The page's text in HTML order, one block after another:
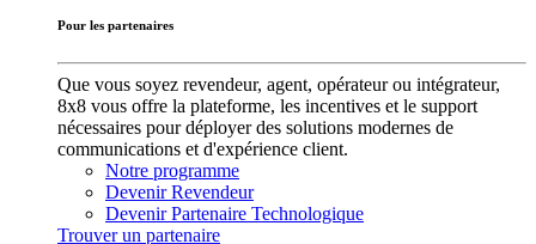
Pour les partenaires
Que vous soyez revendeur, agent, opérateur ou intégrateur,
8x8 vous offre la plateforme, les incentives et le support
nécessaires pour déployer des solutions modernes de
communications et d'expérience client.
Notre programme
Devenir Revendeur
Devenir Partenaire Technologique
Trouver un partenaire